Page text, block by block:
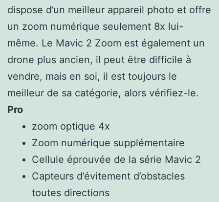
dispose d’un meilleur appareil photo et offre
un zoom numérique seulement 8x lui-
même. Le Mavic 2 Zoom est également un
drone plus ancien, il peut être difficile à
vendre, mais en soi, il est toujours le
meilleur de sa catégorie, alors vérifiez-le.
Pro
zoom optique 4x
Zoom numérique supplémentaire
Cellule éprouvée de la série Mavic 2
Capteurs d’évitement d’obstacles
toutes directions